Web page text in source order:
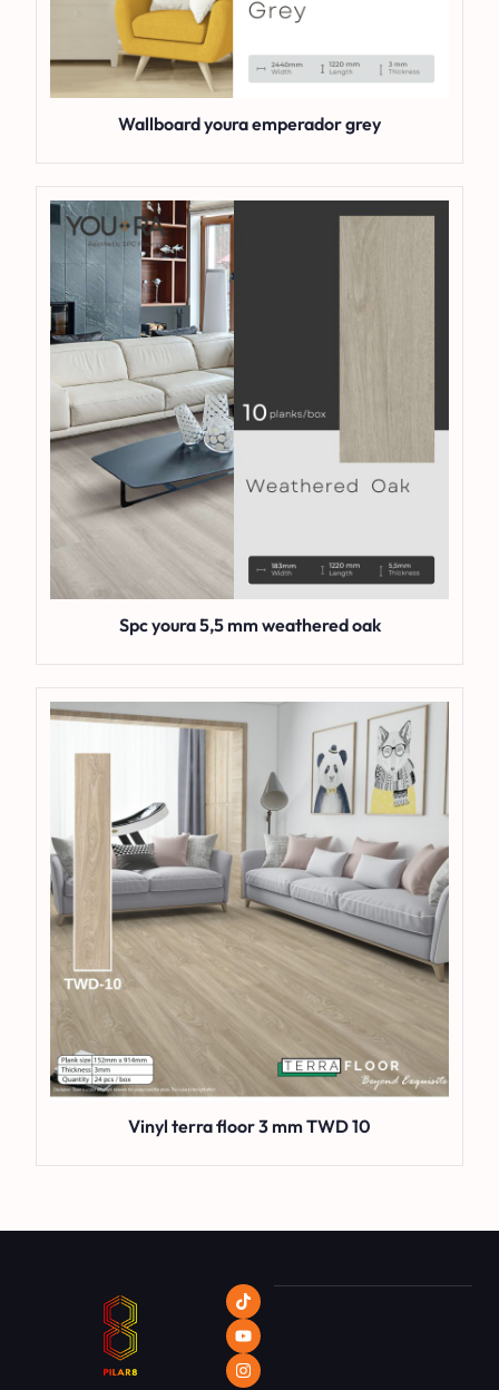
Wallboard youra emperador grey
Spc youra 5,5 mm weathered oak
Vinyl terra floor 3 mm TWD 10